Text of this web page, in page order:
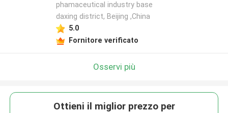
phamaceutical industry base
daxing district, Beijing ,China
5.0
Fornitore verificato
Osservi più
Ottieni il miglior prezzo per